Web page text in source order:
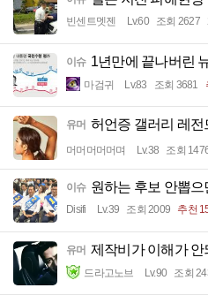
빈센트멧젠 Lv.60 조회 2627
이슈 1년만에 끝나버린
마검귀 Lv.83 조회 3681
유머 허언증 갤러리 레전
머머머머머며 Lv.38 조회
이슈 원하는 후보 안뽑으
Disifi Lv.39 조회 2009 추천
유머 제작비가 이해가 안
드라고노브 Lv.90 조회